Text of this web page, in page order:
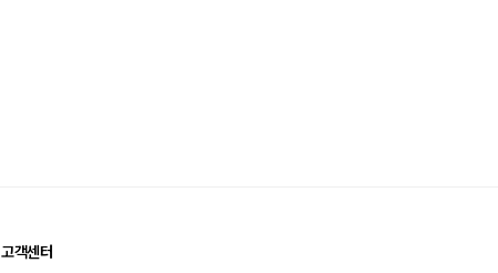
고객센터